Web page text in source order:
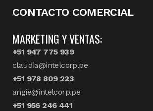
CONTACTO COMERCIAL
MARKETING Y VENTAS:
+51 947 775 939
claudia@intelcorp.pe
+51 978 809 223
angie@intelcorp.pe
+51 956 246 441